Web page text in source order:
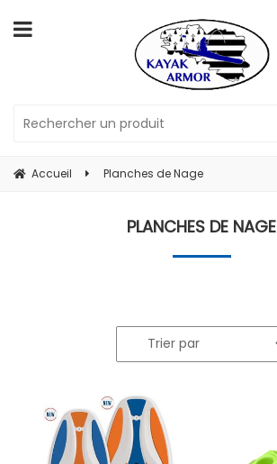
Accueil Planches de Nage
PLANCHES DE NAGE